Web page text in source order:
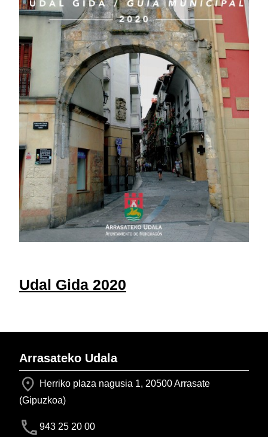
Udal Gida 2020
Arrasateko Udala
Herriko plaza nagusia 1, 20500 Arrasate
(Gipuzkoa)
943 25 20 00